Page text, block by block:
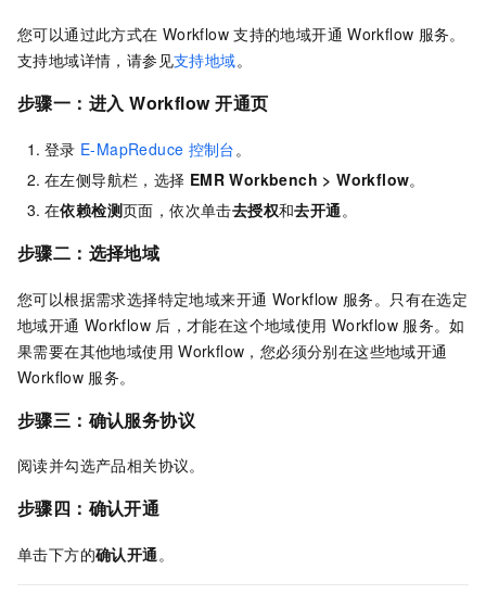
您可以通过此方式在 Workflow 支持的地域开通 Workflow 服务。
支持地域详情，请参见支持地域。
步骤一： 进入 Workflow 开通页
登录 E-MapReduce 控制台。
在左侧导航栏，选择 EMR Workbench > Workflow。
在依赖检测页面，依次单击去授权和去开通。
步骤二：选择地域
您可以根据需求选择特定地域来开通 Workflow 服务。只有在选定
地域开通 Workflow 后，才能在这个地域使用 Workflow 服务。如
果需要在其他地域使用 Workflow，您必须分别在这些地域开通
Workflow 服务。
步骤三：确认服务协议
阅读并勾选产品相关协议。
步骤四：确认开通
单击下方的确认开通。